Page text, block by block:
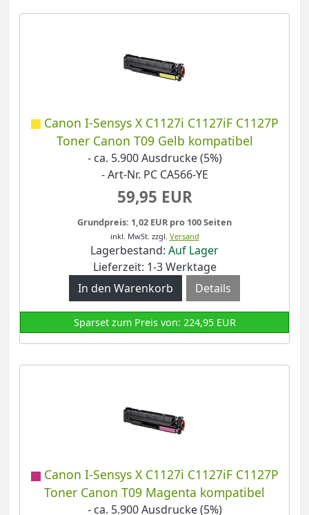
Canon I-Sensys X C1127i C1127iF C1127P
Toner Canon T09 Gelb kompatibel
- ca. 5.900 Ausdrucke (5%)
- Art-Nr. PC CA566-YE
59,95 EUR
Grundpreis: 1,02 EUR pro 100 Seiten
inkl. MwSt. zzgl. Versand
Lagerbestand: Auf Lager
Lieferzeit: 1-3 Werktage
Details
Sparset zum Preis von: 224,95 EUR
Canon I-Sensys X C1127i C1127iF C1127P
Toner Canon T09 Magenta kompatibel
- ca. 5.900 Ausdrucke (5%)